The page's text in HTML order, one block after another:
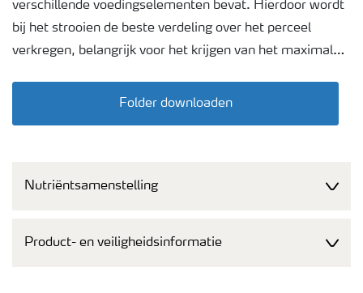
verschillende voedingselementen bevat. Hierdoor wordt
bij het strooien de beste verdeling over het perceel
verkregen, belangrijk voor het krijgen van het maximale
het geval. De aanwezigheid van verschillende
levert het aanwezige gips een belangrijke bijdrage in de
Folder downloaden
Nutriëntsamenstelling
Product- en veiligheidsinformatie